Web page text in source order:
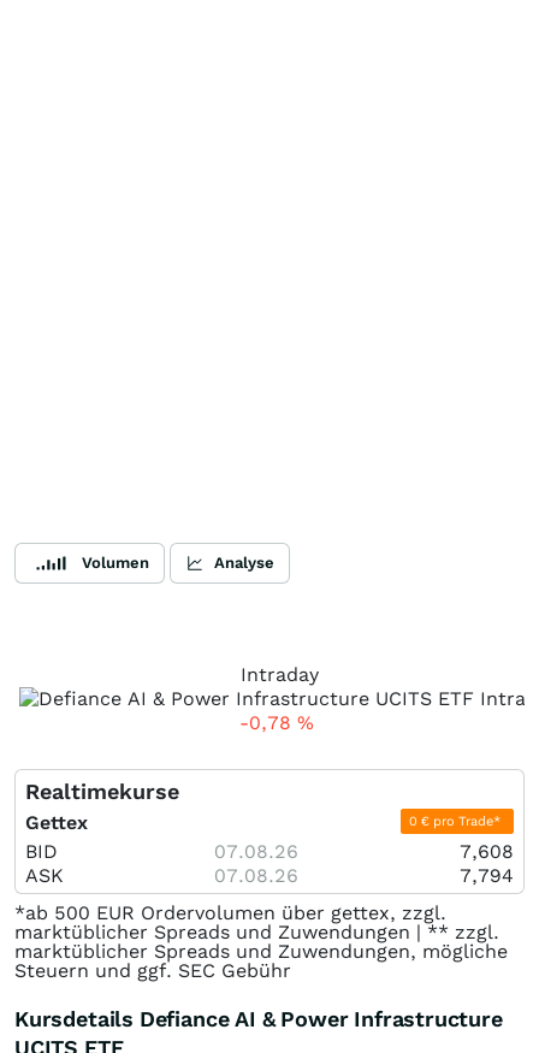
Volumen Analyse
Intraday
-0,78 %
Realtimekurse
Gettex 0 € pro Trade*
BID 07.08.26
7,608
ASK
07.08.26
7,794
*ab 500 EUR Ordervolumen über gettex, zzgl.
marktüblicher Spreads und Zuwendungen | ** zzgl.
marktüblicher Spreads und Zuwendungen, mögliche
Steuern und ggf. SEC Gebühr
Kursdetails Defiance AI & Power Infrastructure
UCITS ETF